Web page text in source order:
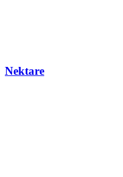
Nektare